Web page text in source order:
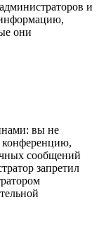
и
они
вы не
конференцию,
сообщений
запретил